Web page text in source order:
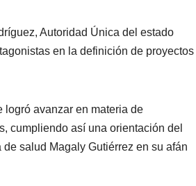
Autoridad Única del estado
en la definición de proyectos
logró avanzar en materia de
cumpliendo así una orientación del
salud Magaly Gutiérrez en su afán